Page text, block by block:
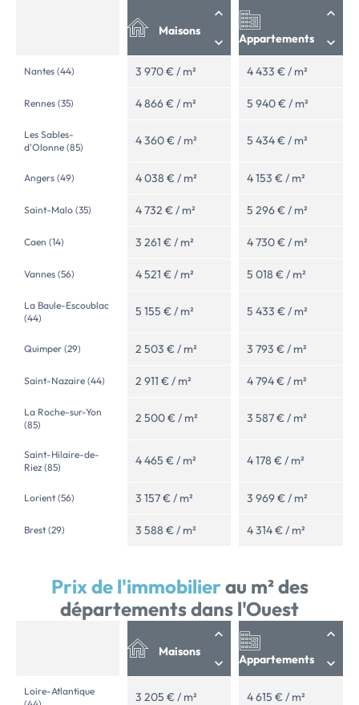
Maisons
Appartements
Nantes (44) 3 970 € / m² 4 433 € / m²
Rennes (35) 4 866 € / m² 5 940 € / m²
Les Sables-
d'Olonne (85)
4 360 € / m² 5 434 € / m²
Angers (49) 4 038 € / m² 4 153 € / m²
Saint-Malo (35) 4 732 € / m² 5 296 € / m²
Caen (14) 3 261 € / m² 4 730 € / m²
Vannes (56) 4 521 € / m² 5 018 € / m²
La Baule-Escoublac
(44)
5 155 € / m² 5 433 € / m²
Quimper (29) 2 503 € / m² 3 793 € / m²
Saint-Nazaire (44) 2 911 € / m² 4 794 € / m²
La Roche-sur-Yon
(85)
2 500 € / m² 3 587 € / m²
Saint-Hilaire-de-
Riez (85)
4 465 € / m² 4 178 € / m²
Lorient (56) 3 157 € / m² 3 969 € / m²
Brest (29) 3 588 € / m² 4 314 € / m²
Prix de l'immobilierau m² des
départements dans l'Ouest
Maisons
Appartements
Loire-Atlantique
3 205 € / m² 4 615 € / m²